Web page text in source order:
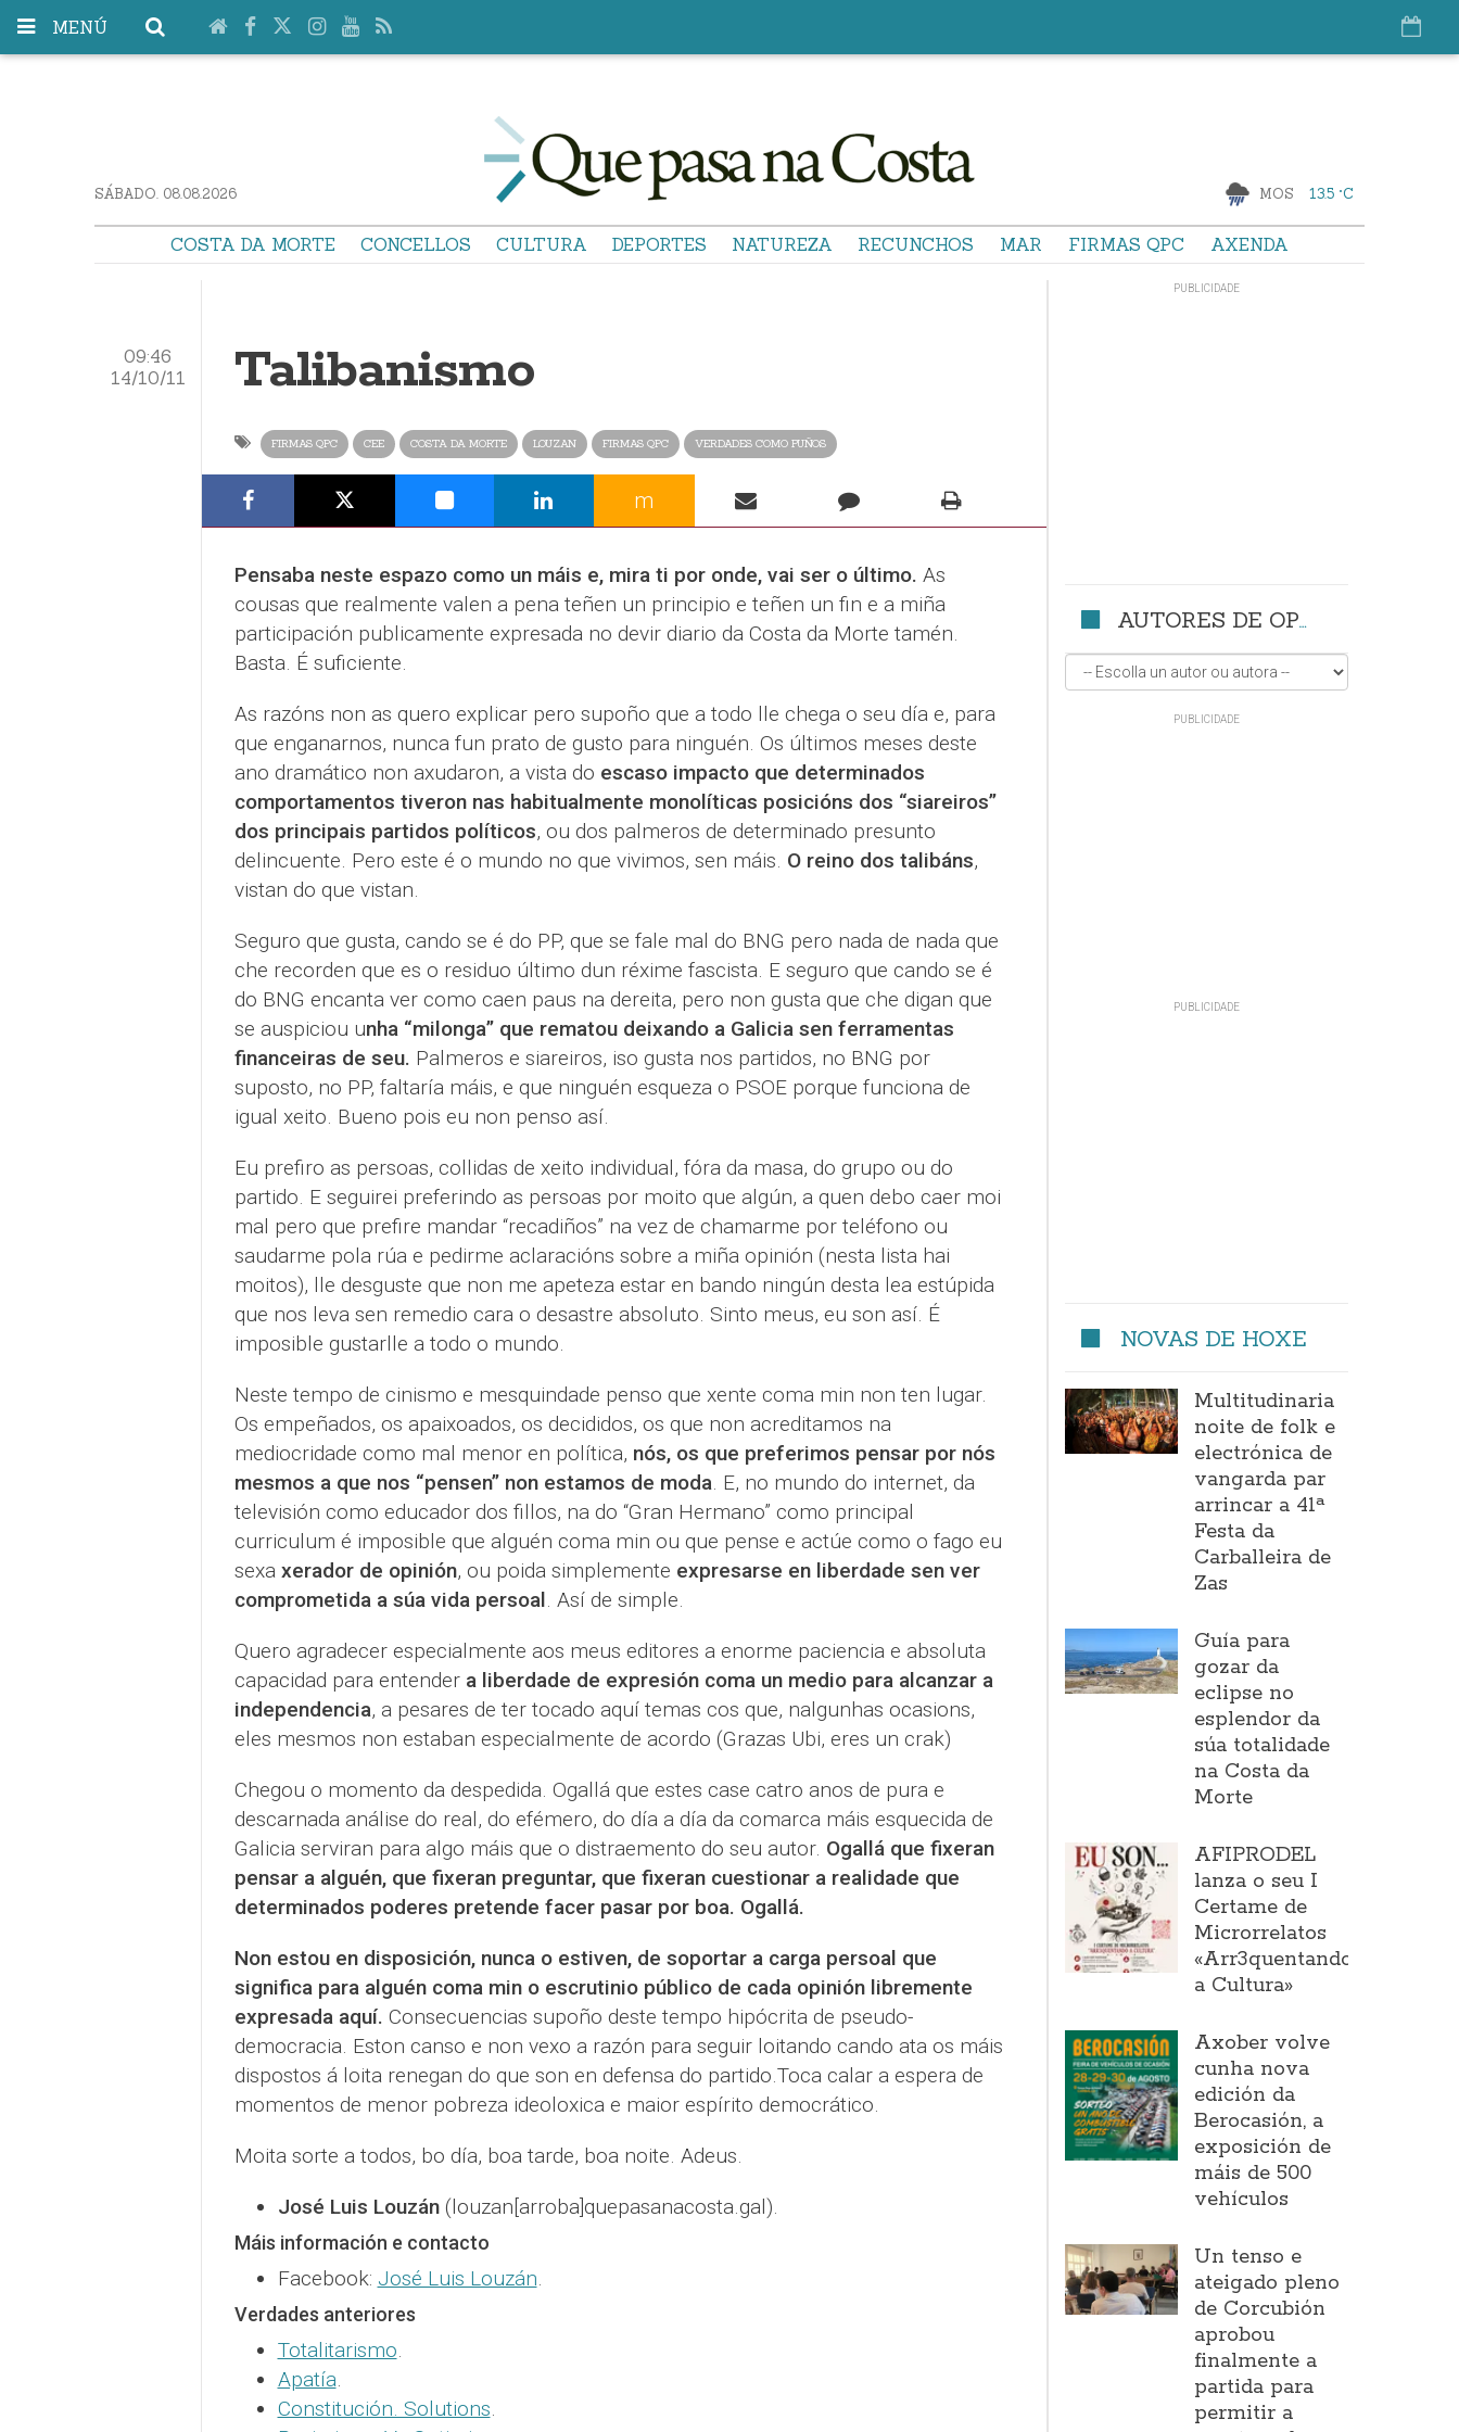
MENÚ
SÁBADO. 08.08.2026 MOS 13.5 °C
COSTA DA MORTE CONCELLOS CULTURA DEPORTES NATUREZA RECUNCHOS MAR FIRMAS QPC AXENDA
09:46
14/10/11
Talibanismo
FIRMAS QPC CEE COSTA DA MORTE LOUZAN FIRMAS QPC VERDADES COMO PUÑOS
m
Pensaba neste espazo como un máis e, mira ti por onde, vai ser o último. As
cousas que realmente valen a pena teñen un principio e teñen un fin e a miña
participación publicamente expresada no devir diario da Costa da Morte tamén.
Basta. É suficiente.
As razóns non as quero explicar pero supoño que a todo lle chega o seu día e, para
que enganarnos, nunca fun prato de gusto para ninguén. Os últimos meses deste
ano dramático non axudaron, a vista do escaso impacto que determinados
comportamentos tiveron nas habitualmente monolíticas posicións dos “siareiros”
dos principais partidos políticos, ou dos palmeros de determinado presunto
delincuente. Pero este é o mundo no que vivimos, sen máis. O reino dos talibáns,
vistan do que vistan.
Seguro que gusta, cando se é do PP, que se fale mal do BNG pero nada de nada que
che recorden que es o residuo último dun réxime fascista. E seguro que cando se é
do BNG encanta ver como caen paus na dereita, pero non gusta que che digan que
se auspiciou unha “milonga” que rematou deixando a Galicia sen ferramentas
financeiras de seu. Palmeros e siareiros, iso gusta nos partidos, no BNG por
suposto, no PP, faltaría máis, e que ninguén esqueza o PSOE porque funciona de
igual xeito. Bueno pois eu non penso así.
Eu prefiro as persoas, collidas de xeito individual, fóra da masa, do grupo ou do
partido. E seguirei preferindo as persoas por moito que algún, a quen debo caer moi
mal pero que prefire mandar “recadiños” na vez de chamarme por teléfono ou
saudarme pola rúa e pedirme aclaracións sobre a miña opinión (nesta lista hai
moitos), lle desguste que non me apeteza estar en bando ningún desta lea estúpida
que nos leva sen remedio cara o desastre absoluto. Sinto meus, eu son así. É
imposible gustarlle a todo o mundo.
Neste tempo de cinismo e mesquindade penso que xente coma min non ten lugar.
Os empeñados, os apaixoados, os decididos, os que non acreditamos na
mediocridade como mal menor en política, nós, os que preferimos pensar por nós
mesmos a que nos “pensen” non estamos de moda. E, no mundo do internet, da
televisión como educador dos fillos, na do “Gran Hermano” como principal
curriculum é imposible que alguén coma min ou que pense e actúe como o fago eu
sexa xerador de opinión, ou poida simplemente expresarse en liberdade sen ver
comprometida a súa vida persoal. Así de simple.
Quero agradecer especialmente aos meus editores a enorme paciencia e absoluta
capacidad para entender a liberdade de expresión coma un medio para alcanzar a
independencia, a pesares de ter tocado aquí temas cos que, nalgunhas ocasions,
eles mesmos non estaban especialmente de acordo (Grazas Ubi, eres un crak)
Chegou o momento da despedida. Ogallá que estes case catro anos de pura e
descarnada análise do real, do efémero, do día a día da comarca máis esquecida de
Galicia serviran para algo máis que o distraemento do seu autor. Ogallá que fixeran
pensar a alguén, que fixeran preguntar, que fixeran cuestionar a realidade que
determinados poderes pretende facer pasar por boa. Ogallá.
Non estou en disposición, nunca o estiven, de soportar a carga persoal que
significa para alguén coma min o escrutinio público de cada opinión libremente
expresada aquí. Consecuencias supoño deste tempo hipócrita de pseudo-
democracia. Eston canso e non vexo a razón para seguir loitando cando ata os máis
dispostos á loita renegan do que son en defensa do partido.Toca calar a espera de
momentos de menor pobreza ideoloxica e maior espírito democrático.
Moita sorte a todos, bo día, boa tarde, boa noite. Adeus.
José Luis Louzán(louzan[arroba]quepasanacosta.gal).
Máis información e contacto
Facebook: José Luis Louzán.
Verdades anteriores
Totalitarismo.
Apatía.
Constitución. Solutions.
AUTORES DE OPINIÓN
NOVAS DE HOXE
Multitudinaria
noite de folk e
electrónica de
vangarda par
arrincar a 41ª
Festa da
Carballeira de
Zas
Guía para
gozar da
eclipse no
esplendor da
súa totalidade
na Costa da
Morte
AFIPRODEL
lanza o seu I
Certame de
Microrrelatos
«Arr3quentando
a Cultura»
Axober volve
cunha nova
edición da
Berocasión, a
exposición de
máis de 500
vehículos
Un tenso e
ateigado pleno
de Corcubión
aprobou
finalmente a
partida para
permitir a